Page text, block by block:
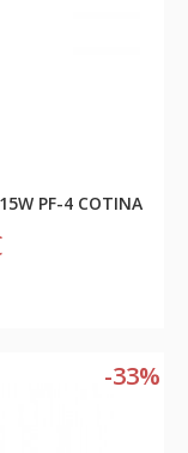
PF-4 COTINA
-33%